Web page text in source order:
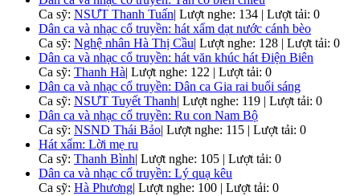
Ca sỹ: NSƯT Thanh Tuấn| Lượt nghe: 134 | Lượt tải: 0
Dân ca và nhạc cổ truyền: hát xẩm dạt nước cánh bèo
Ca sỹ: Nghệ nhân Hà Thị Cầu| Lượt nghe: 128 | Lượt tải: 0
Dân ca và nhạc cổ truyền: hát văn khúc hát Điện Biên
Ca sỹ: Thanh Hà| Lượt nghe: 122 | Lượt tải: 0
Dân ca và nhạc cổ truyền: Dân ca Gia rai buổi sáng
Ca sỹ: NSƯT Tuyết Thanh| Lượt nghe: 119 | Lượt tải: 0
Dân ca và nhạc cổ truyền: Ru con Nam Bộ
Ca sỹ: NSND Thái Bảo| Lượt nghe: 115 | Lượt tải: 0
Hát xẩm: Lời mẹ ru
Ca sỹ: Thanh Bình| Lượt nghe: 105 | Lượt tải: 0
Dân ca và nhạc cổ truyền: Lý quạ kêu
Ca sỹ: Hà Phương| Lượt nghe: 100 | Lượt tải: 0